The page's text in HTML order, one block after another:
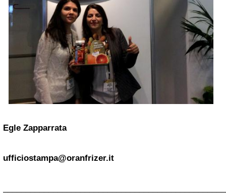
Egle Zapparrata
ufficiostampa@oranfrizer.it